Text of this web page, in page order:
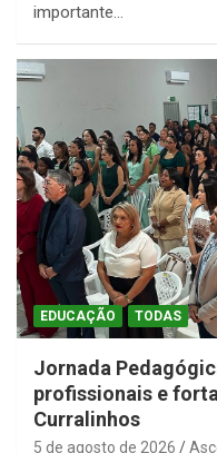
importante…
EDUCAÇÃO TODAS
Jornada
profissionais e
Curralinhos
5 de agosto de 2026